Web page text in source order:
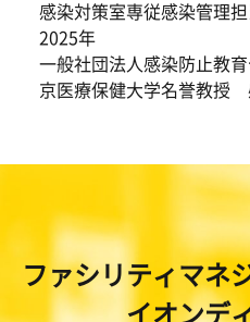
感染対策室専従感染管理
2025年
一般社団法人感染防止教
京医療保健大学名誉教授
ファシリティマネ
イオンデ